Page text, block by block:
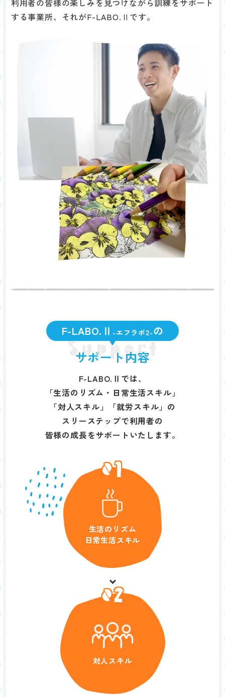
利用者の皆様の楽しみを見つけながら訓練をサポート
する事業所、それがF-LABO.Ⅱです。
Support
F-LABO.Ⅱ -エフラボ2-の
サポート内容
F-LABO.Ⅱでは、
「生活のリズム・日常生活スキル」
「対人スキル」「就労スキル」の
スリーステップで利用者の
皆様の成長をサポートいたします。
01
生活のリズム
日常生活スキル
02
対人スキル